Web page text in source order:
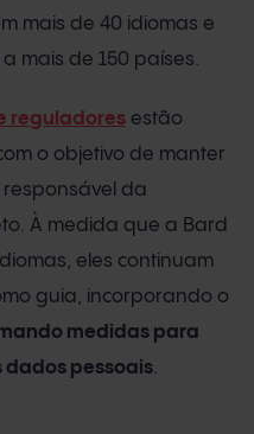
mais de 40 idiomas e
mais de 150 países.
reguladores estão
o objetivo de manter
da
À medida que a Bard
eles continuam
guia, incorporando o
medidas para
dados pessoais.